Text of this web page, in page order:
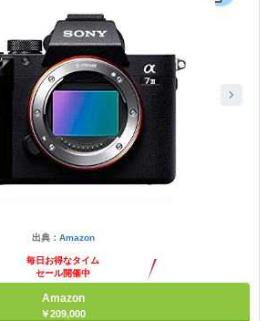
出典： Amazon
毎日お得なタイム
セール開催中
Amazon
￥209,000